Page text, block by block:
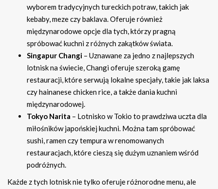
wyborem tradycyjnych tureckich potraw, takich jak
kebaby, meze czy baklava. Oferuje również
międzynarodowe opcje dla tych, którzy pragną
spróbować kuchni z różnych zakątków świata.
Singapur Changi – Uznawane za jedno z najlepszych
lotnisk na świecie, Changi oferuje szeroką gamę
restauracji, które serwują lokalne specjały, takie jak laksa
czy hainanese chicken rice, a także dania kuchni
międzynarodowej.
Tokyo Narita – Lotnisko w Tokio to prawdziwa uczta dla
miłośników japońskiej kuchni. Można tam spróbować
sushi, ramen czy tempura w renomowanych
restauracjach, które cieszą się dużym uznaniem wśród
podróżnych.
Każde z tych lotnisk nie tylko oferuje różnorodne menu, ale